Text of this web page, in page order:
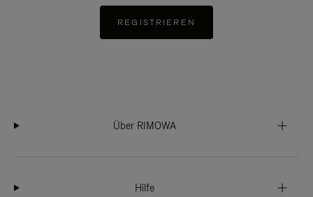
REGISTRIEREN
Über RIMOWA
Hilfe